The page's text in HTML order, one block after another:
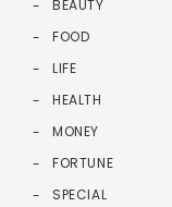
BEAUTY
FOOD
LIFE
HEALTH
MONEY
FORTUNE
SPECIAL